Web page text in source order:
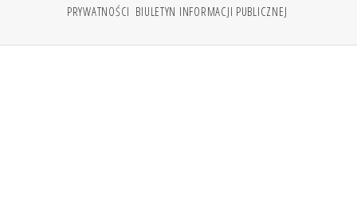
PRYWATNOŚCI BIULETYN INFORMACJI PUBLICZNEJ